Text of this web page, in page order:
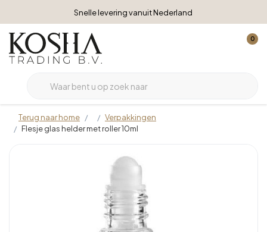
Snelle levering vanuit Nederland
0
Terug naar home
Verpakkingen
Flesje glas helder met roller 10ml